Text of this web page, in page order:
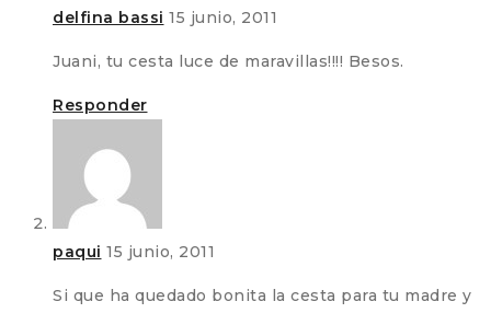
delfina bassi 15 junio, 2011
Juani, tu cesta luce de maravillas!!!! Besos.
Responder
paqui 15 junio, 2011
Si que ha quedado bonita la cesta para tu madre y